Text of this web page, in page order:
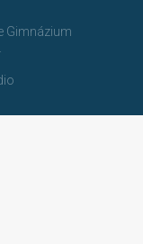
Gimnázium